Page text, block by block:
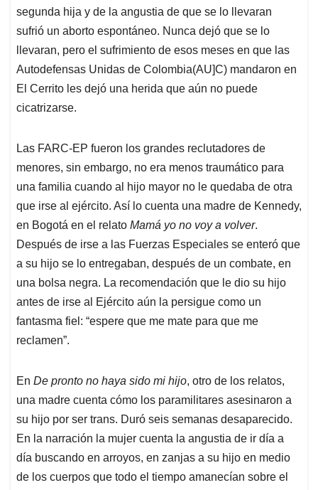
segunda hija y de la angustia de que se lo llevaran
sufrió un aborto espontáneo. Nunca dejó que se lo
llevaran, pero el sufrimiento de esos meses en que las
Autodefensas Unidas de Colombia(AU]C) mandaron en
El Cerrito les dejó una herida que aún no puede
cicatrizarse.
Las FARC-EP fueron los grandes reclutadores de
menores, sin embargo, no era menos traumático para
una familia cuando al hijo mayor no le quedaba de otra
que irse al ejército. Así lo cuenta una madre de Kennedy,
en Bogotá en el relato Mamá yo no voy a volver.
Después de irse a las Fuerzas Especiales se enteró que
a su hijo se lo entregaban, después de un combate, en
una bolsa negra. La recomendación que le dio su hijo
antes de irse al Ejército aún la persigue como un
fantasma fiel: “espere que me mate para que me
reclamen”.
En De pronto no haya sido mi hijo, otro de los relatos,
una madre cuenta cómo los paramilitares asesinaron a
su hijo por ser trans. Duró seis semanas desaparecido.
En la narración la mujer cuenta la angustia de ir día a
día buscando en arroyos, en zanjas a su hijo en medio
de los cuerpos que todo el tiempo amanecían sobre el